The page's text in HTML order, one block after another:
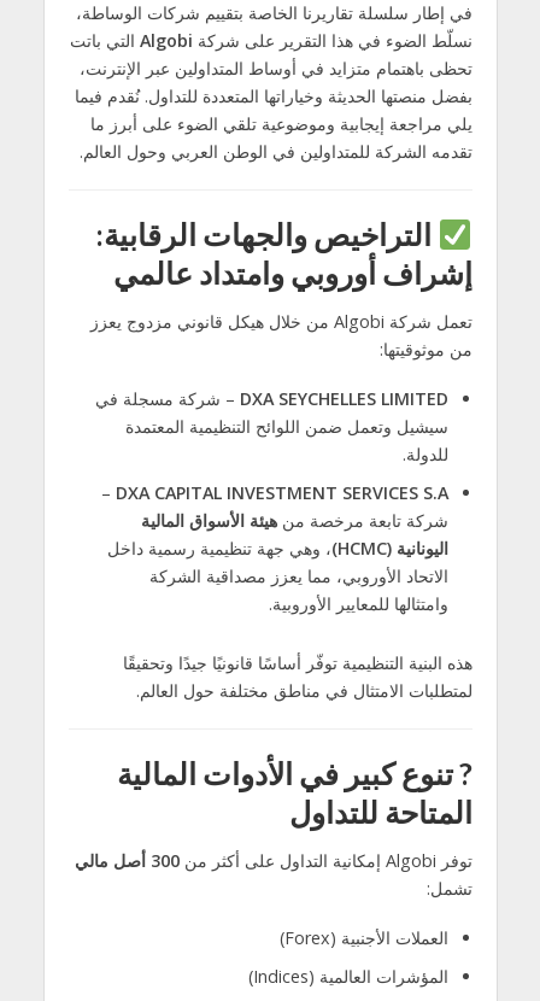
في إطار سلسلة تقاريرنا الخاصة بتقييم شركات الوساطة،
نسلّط الضوء في هذا التقرير على شركة Algobi التي باتت
تحظى باهتمام متزايد في أوساط المتداولين عبر الإنترنت،
بفضل منصتها الحديثة وخياراتها المتعددة للتداول. نُقدم فيما
يلي مراجعة إيجابية وموضوعية تلقي الضوء على أبرز ما
تقدمه الشركة للمتداولين في الوطن العربي وحول العالم.
التراخيص والجهات الرقابية:
إشراف أوروبي وامتداد عالمي
تعمل شركة Algobi من خلال هيكل قانوني مزدوج يعزز
من موثوقيتها:
DXA SEYCHELLES LIMITED – شركة مسجلة في
سيشيل وتعمل ضمن اللوائح التنظيمية المعتمدة
للدولة.
DXA CAPITAL INVESTMENT SERVICES S.A
–
شركة تابعة مرخصة منهيئة الأسواق المالية
اليونانية (HCMC)
، وهي جهة تنظيمية رسمية داخل
الاتحاد الأوروبي، مما يعزز مصداقية الشركة
وامتثالها للمعايير الأوروبية.
هذه البنية التنظيمية توفّر أساسًا قانونيًا جيدًا وتحقيقًا
لمتطلبات الامتثال في مناطق مختلفة حول العالم.
?تنوع كبير في الأدوات المالية
المتاحة للتداول
توفر Algobi إمكانية التداول على أكثر من
300 أصل مالي
تشمل:
العملات الأجنبية (Forex)
المؤشرات العالمية (Indices)